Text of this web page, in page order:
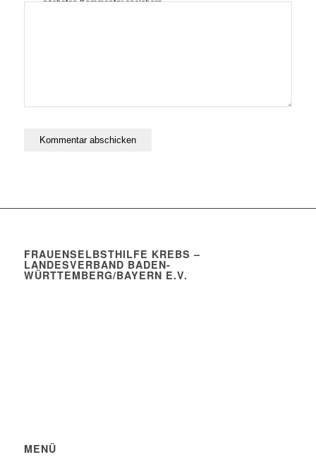
FRAUENSELBSTHILFE KREBS –
LANDESVERBAND BADEN-
WÜRTTEMBERG/BAYERN E.V.
MENÜ